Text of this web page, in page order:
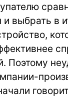
выбрать в
Поэтому